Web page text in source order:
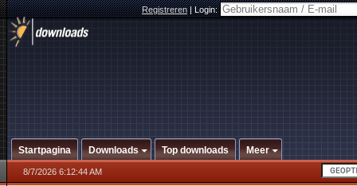
Registreren|Login:
Startpagina Downloads Top downloads Meer
8/7/2026 6:12:44 AM